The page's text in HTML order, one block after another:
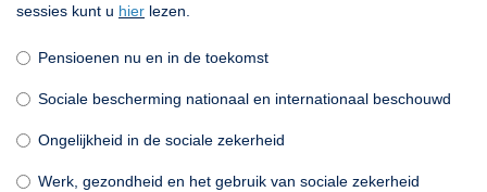
sessies kunt u hier lezen.
Pensioenen nu en in de toekomst
Sociale bescherming nationaal en internationaal beschouwd
Ongelijkheid in de sociale zekerheid
Werk, gezondheid en het gebruik van sociale zekerheid